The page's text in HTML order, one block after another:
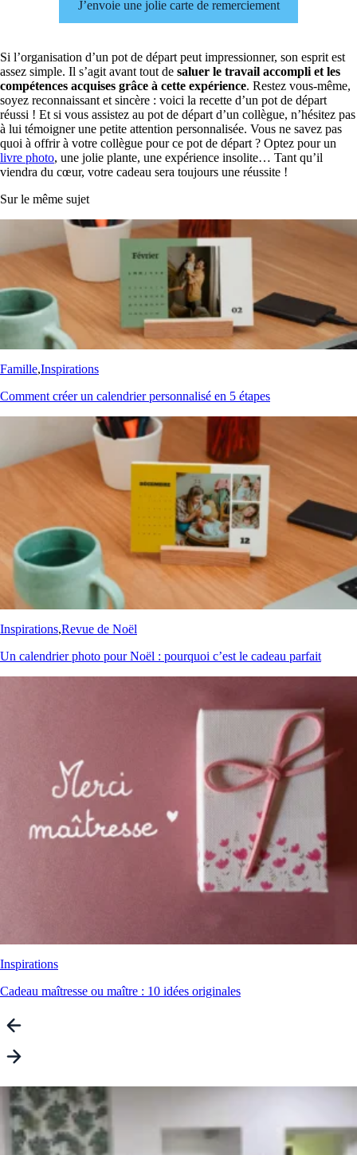
J’envoie une jolie carte de remerciement
Si l’organisation d’un pot de départ peut impressionner, son esprit est
assez simple. Il s’agit avant tout de saluer le travail accompli et les
compétences acquises grâce à cette expérience. Restez vous-même,
soyez reconnaissant et sincère : voici la recette d’un pot de départ
réussi ! Et si vous assistez au pot de départ d’un collègue, n’hésitez pas
à lui témoigner une petite attention personnalisée. Vous ne savez pas
quoi à offrir à votre collègue pour ce pot de départ ? Optez pour un
livre photo, une jolie plante, une expérience insolite… Tant qu’il
viendra du cœur, votre cadeau sera toujours une réussite !
Sur le même sujet
Famille,Inspirations
Comment créer un calendrier personnalisé en 5 étapes
Inspirations,Revue de Noël
Un calendrier photo pour Noël : pourquoi c’est le cadeau parfait
Inspirations
Cadeau maîtresse ou maître : 10 idées originales